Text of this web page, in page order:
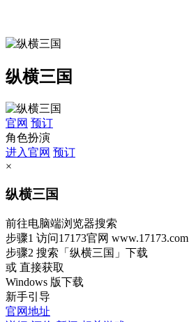
纵横三国
官网 预订
角色扮演
进入官网 预订
×
纵横三国
前往电脑端浏览器搜索
步骤1 访问17173官网 www.17173.com
步骤2 搜索 「纵横三国」 下载
或 直接获取
Windows 版下载
新手引导
官网地址